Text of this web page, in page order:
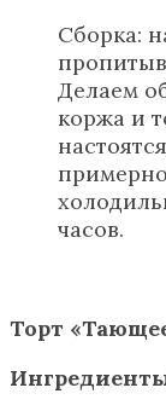
Сборка:
Делаем
коржа и
часов.
Торт